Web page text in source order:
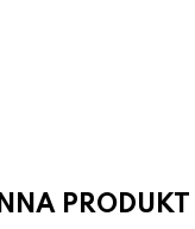
PRODUKT